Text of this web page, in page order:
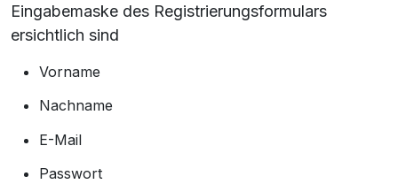
Eingabemaske des Registrierungsformulars
ersichtlich sind
Vorname
Nachname
E-Mail
Passwort